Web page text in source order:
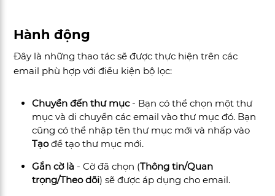
Hành động
Đây là những thao tác sẽ được thực hiện trên các
email phù hợp với điều kiện bộ lọc:
Chuyển đến thư mục- Bạn có thể chọn một thư
mục và di chuyển các email vào thư mục đó. Bạn
cũng có thể nhập tên thư mục mới và nhấp vào
Tạođể tạo thư mục mới.
Gắn cờ là - Cờ đã chọn (Thông tin/Quan
trọng/Theo dõi) sẽ được áp dụng cho email.